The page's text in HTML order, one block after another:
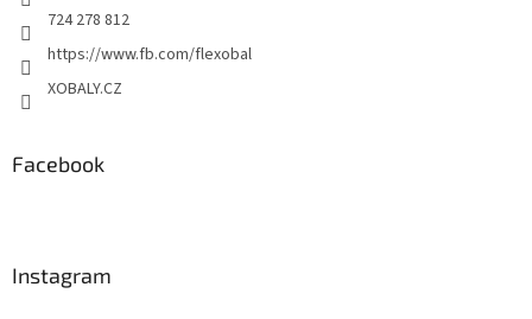
724 278 812
https://www.fb.com/flexobal
XOBALY.CZ
Facebook
Instagram